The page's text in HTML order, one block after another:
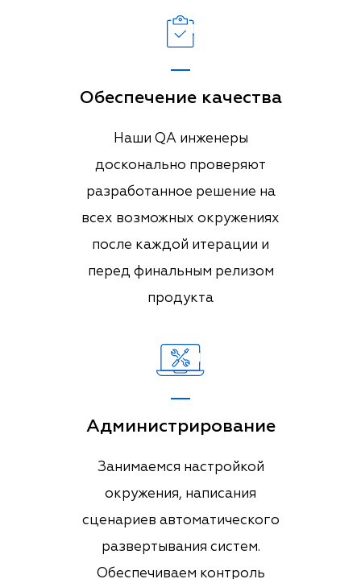
Обеспечение качества
Наши QA инженеры
досконально проверяют
разработанное решение на
всех возможных окружениях
после каждой итерации и
перед финальным релизом
продукта
Администрирование
Занимаемся настройкой
окружения, написания
сценариев автоматического
развертывания систем.
Обеспечиваем контроль